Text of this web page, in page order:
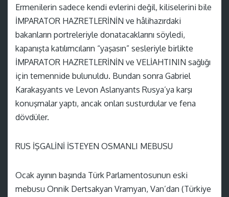
Ermenilerin sadece kendi evlerini değil, kiliselerini bile
İMPARATOR HAZRETLERİNİN ve hâlihazırdaki
bakanların portreleriyle donatacaklarını söyledi,
kapanışta katılımcıların “yaşasın” sesleriyle birlikte
İMPARATOR HAZRETLERİNİN ve VELİAHTININ sağlığı
için temennide bulunuldu. Bundan sonra Gabriel
Karakaşyants ve Levon Aslanyants Rusya’ya karşı
konuşmalar yaptı, ancak onları susturdular ve fena
dövdüler.
RUS İŞGALİNİ İSTEYEN OSMANLI MEBUSU
Ocak ayının başında Türk Parlamentosunun eski
mebusu Onnik Dertsakyan Vramyan, Van’dan (Türkiye